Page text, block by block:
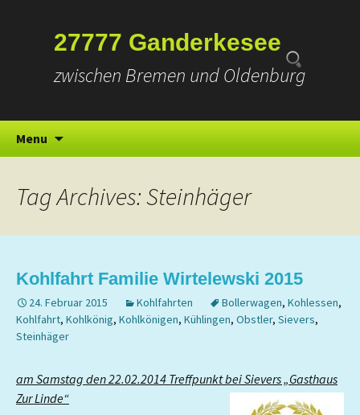
27777 Ganderkesee
zwischen Bremen und Oldenburg
Menu
nach:
Tag Archives: Steinhäger
Kohlfahrt Familie Wirtelewski 2015
24. Februar 2015 Kohlfahrten Bollerwagen, Kohlessen,
Kohlfahrt, Kohlkönig, Kohlkönigen, Kühlingen, Obstler, Sievers,
Steinhäger
am Samstag den 22.02.2014 Treffpunkt bei Sievers „Gasthaus
Zur Linde“